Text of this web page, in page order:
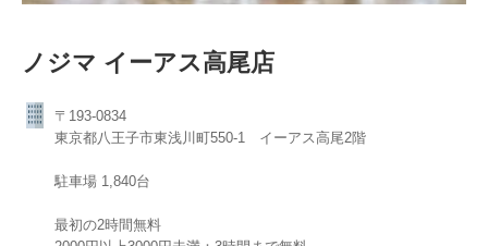
ノジマ イーアス高尾店
〒193-0834
東京都八王子市東浅川町550-1 イーアス高尾2階
駐車場 1,840台
最初の2時間無料